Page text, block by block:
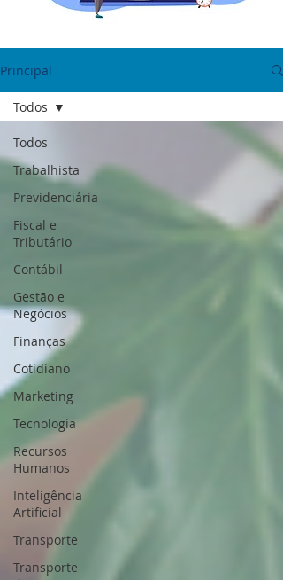
Principal
Todos
Trabalhista
Previdenciária
Fiscal e
Tributário
Contábil
Gestão e
Negócios
Finanças
Cotidiano
Marketing
Tecnologia
Recursos
Humanos
Inteligência
Artificial
Transporte
Transporte
Todos